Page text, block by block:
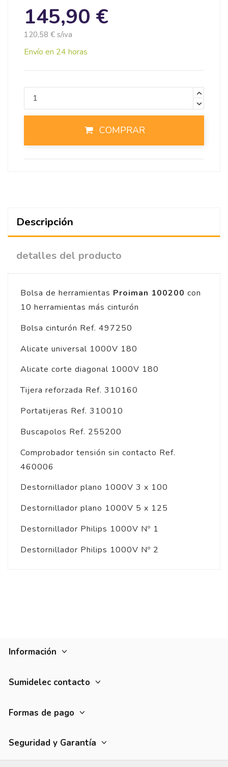
145,90 €
120,58 € s/iva
Envío en 24 horas
COMPRAR
Descripción
detalles del producto
Bolsa de herramientas Proiman 100200 con
10 herramientas más cinturón
Bolsa cinturón Ref. 497250
Alicate universal 1000V 180
Alicate corte diagonal 1000V 180
Tijera reforzada Ref. 310160
Portatijeras Ref. 310010
Buscapolos Ref. 255200
Comprobador tensión sin contacto Ref.
460006
Destornillador plano 1000V 3 x 100
Destornillador plano 1000V 5 x 125
Destornillador Philips 1000V Nº 1
Destornillador Philips 1000V Nº 2
Información
Sumidelec contacto
Formas de pago
Seguridad y Garantía